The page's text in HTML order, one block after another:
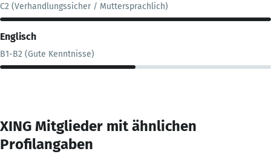
C2 (Verhandlungssicher / Muttersprachlich)
Englisch
B1-B2 (Gute Kenntnisse)
XING Mitglieder mit ähnlichen
Profilangaben